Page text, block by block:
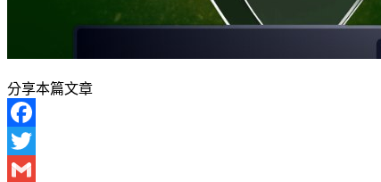
分享本篇文章
Facebook
Twitter